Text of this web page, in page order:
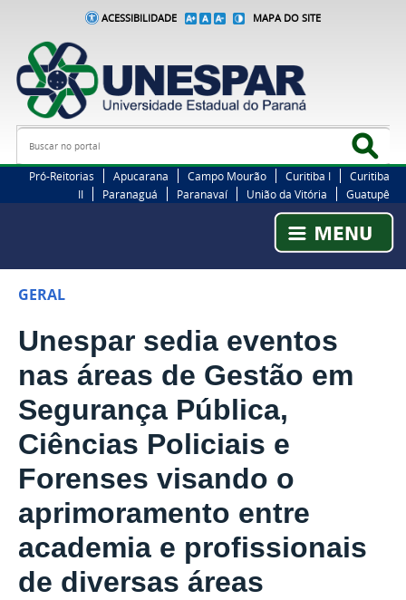
ACESSIBILIDADE MAPA DO SITE
Busca
Pró-Reitorias Apucarana Campo Mourão Curitiba I
Curitiba
II
Paranaguá Paranavaí União da Vitória Guatupê
GERAL
Unespar sedia eventos
nas áreas de Gestão em
Segurança Pública,
Ciências Policiais e
Forenses visando o
aprimoramento entre
academia e profissionais
de diversas áreas